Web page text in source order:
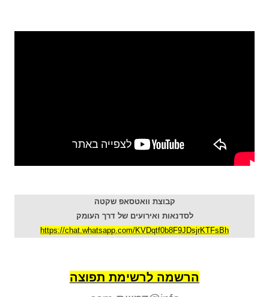
קבוצת וואטסאפ שקטה
לסדנאות ואירועים של דרך העומק
https://chat.whatsapp.com/KVDqtf0b8F9JDsjrKTFsBh
הרשמה לרשימת תפוצה